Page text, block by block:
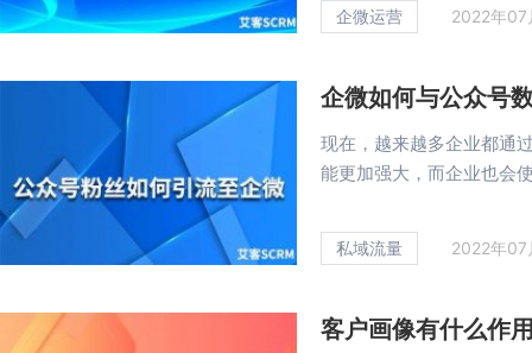
企微运营 2022年
企微如何与公众号
现在，越来越多企业都通
能更加强大，而企业也会
私域流量 2022年
客户画像有什么作